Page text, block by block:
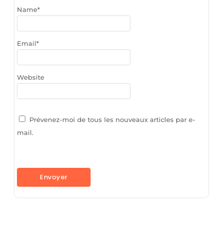
Name*
Email*
Website
Prévenez-moi de tous les nouveaux articles par e-
mail.